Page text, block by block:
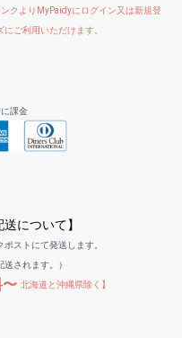
クよりMyPaidyにログイン又は新規登
ご利用いただけます。
課金
について】
ストにて発送します。
されます。）
北海道と沖縄県除く】